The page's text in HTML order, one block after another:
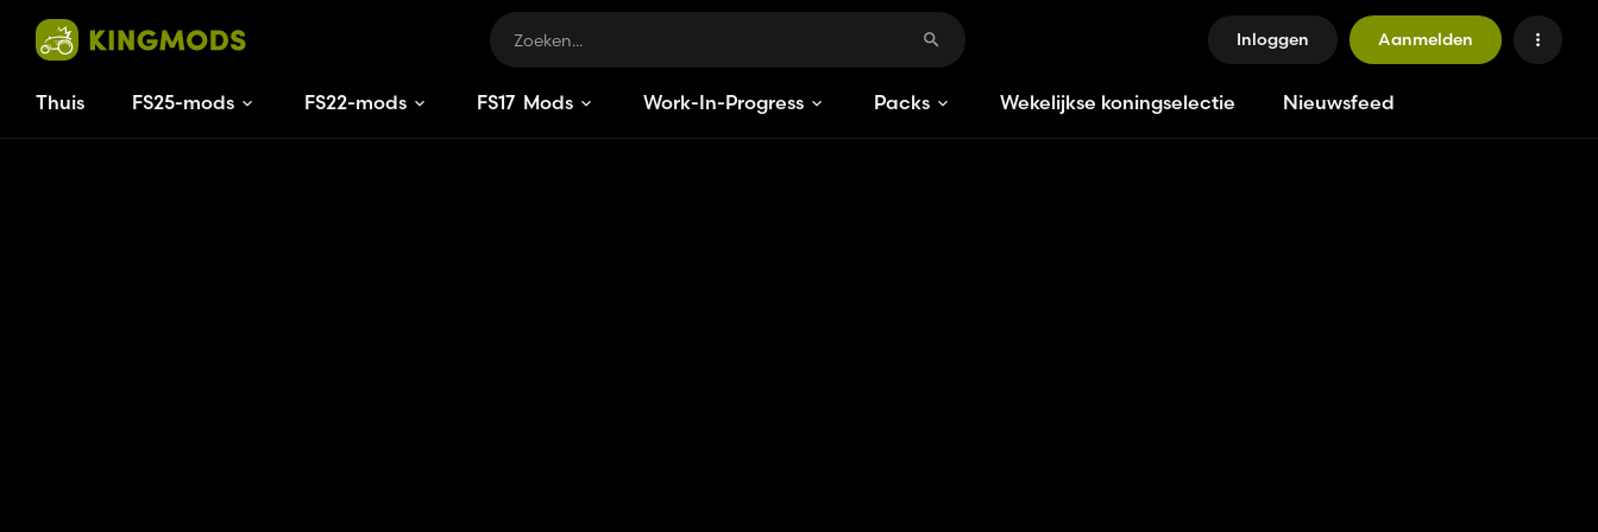
Inloggen Aanmelden
Thuis FS25-mods FS22-mods FS15 Mods Work-In-Progress Packs Wekelijkse koningselectie Nieuwsfeed